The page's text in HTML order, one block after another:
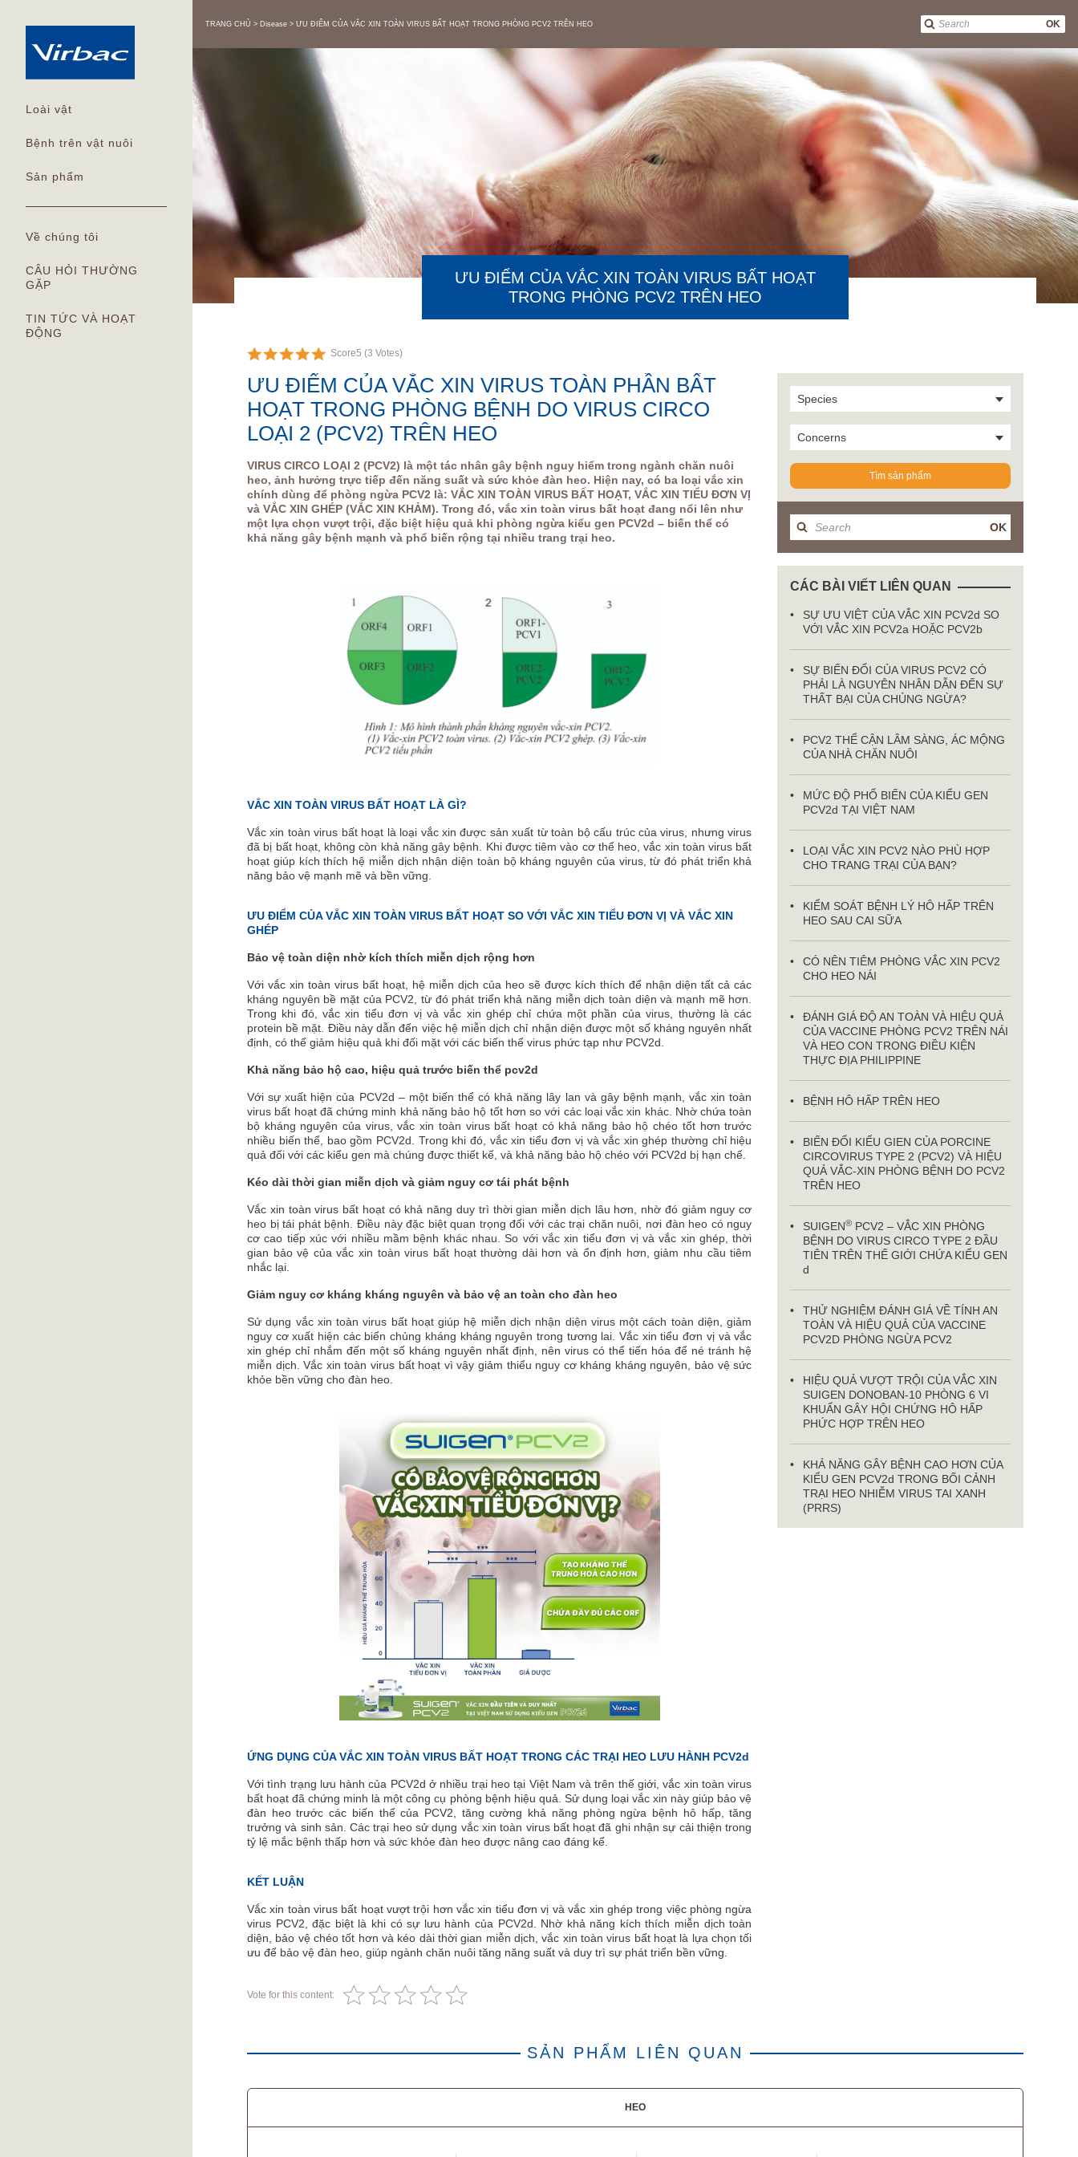
Loài vật
Bệnh trên vật nuôi
Sản phẩm
Về chúng tôi
CÂU HỎI THƯỜNG
GẶP
TIN TỨC VÀ HOẠT
ĐỘNG
OK
TRANG CHỦ Disease ƯU ĐIỂM CỦA VẮC XIN TOÀN VIRUS BẤT HOẠT TRONG PHÒNG PCV2 TRÊN HEO
ƯU ĐIỂM CỦA VẮC XIN TOÀN VIRUS BẤT HOẠT
TRONG PHÒNG PCV2 TRÊN HEO
Score5 (3 Votes)
ƯU ĐIỂM CỦA VẮC XIN VIRUS TOÀN PHẦN BẤT
HOẠT TRONG PHÒNG BỆNH DO VIRUS CIRCO
LOẠI 2 (PCV2) TRÊN HEO
VIRUS CIRCO LOẠI 2 (PCV2) là một tác nhân gây bệnh nguy hiểm trong ngành chăn nuôi
heo, ảnh hưởng trực tiếp đến năng suất và sức khỏe đàn heo. Hiện nay, có ba loại vắc xin
chính dùng để phòng ngừa PCV2 là: VẮC XIN TOÀN VIRUS BẤT HOẠT, VẮC XIN TIỂU ĐƠN VỊ
và VẮC XIN GHÉP (VẮC XIN KHẢM). Trong đó, vắc xin toàn virus bất hoạt đang nổi lên như
một lựa chọn vượt trội, đặc biệt hiệu quả khi phòng ngừa kiểu gen PCV2d – biến thể có
khả năng gây bệnh mạnh và phổ biến rộng tại nhiều trang trại heo.
VẮC XIN TOÀN VIRUS BẤT HOẠT LÀ GÌ?
Vắc xin toàn virus bất hoạt là loại vắc xin được sản xuất từ toàn bộ cấu trúc của virus, nhưng virus
đã bị bất hoạt, không còn khả năng gây bệnh. Khi được tiêm vào cơ thể heo, vắc xin toàn virus bất
hoạt giúp kích thích hệ miễn dịch nhận diện toàn bộ kháng nguyên của virus, từ đó phát triển khả
năng bảo vệ mạnh mẽ và bền vững.
ƯU ĐIỂM CỦA VẮC XIN TOÀN VIRUS BẤT HOẠT SO VỚI VẮC XIN TIỂU ĐƠN VỊ VÀ VẮC XIN
GHÉP
Bảo vệ toàn diện nhờ kích thích miễn dịch rộng hơn
Với vắc xin toàn virus bất hoạt, hệ miễn dịch của heo sẽ được kích thích để nhận diện tất cả các
kháng nguyên bề mặt của PCV2, từ đó phát triển khả năng miễn dịch toàn diện và mạnh mẽ hơn.
Trong khi đó, vắc xin tiểu đơn vị và vắc xin ghép chỉ chứa một phần của virus, thường là các
protein bề mặt. Điều này dẫn đến việc hệ miễn dịch chỉ nhận diện được một số kháng nguyên nhất
định, có thể giảm hiệu quả khi đối mặt với các biến thể virus phức tạp như PCV2d.
Khả năng bảo hộ cao, hiệu quả trước biến thể pcv2d
Với sự xuất hiện của PCV2d – một biến thể có khả năng lây lan và gây bệnh mạnh, vắc xin toàn
virus bất hoạt đã chứng minh khả năng bảo hộ tốt hơn so với các loại vắc xin khác. Nhờ chứa toàn
bộ kháng nguyên của virus, vắc xin toàn virus bất hoạt có khả năng bảo hộ chéo tốt hơn trước
nhiều biến thể, bao gồm PCV2d. Trong khi đó, vắc xin tiểu đơn vị và vắc xin ghép thường chỉ hiệu
quả đối với các kiểu gen mà chúng được thiết kế, và khả năng bảo hộ chéo với PCV2d bị hạn chế.
Kéo dài thời gian miễn dịch và giảm nguy cơ tái phát bệnh
Vắc xin toàn virus bất hoạt có khả năng duy trì thời gian miễn dịch lâu hơn, nhờ đó giảm nguy cơ
heo bị tái phát bệnh. Điều này đặc biệt quan trọng đối với các trại chăn nuôi, nơi đàn heo có nguy
cơ cao tiếp xúc với nhiều mầm bệnh khác nhau. So với vắc xin tiểu đơn vị và vắc xin ghép, thời
gian bảo vệ của vắc xin toàn virus bất hoạt thường dài hơn và ổn định hơn, giảm nhu cầu tiêm
nhắc lại.
Giảm nguy cơ kháng kháng nguyên và bảo vệ an toàn cho đàn heo
Sử dụng vắc xin toàn virus bất hoạt giúp hệ miễn dịch nhận diện virus một cách toàn diện, giảm
nguy cơ xuất hiện các biến chủng kháng kháng nguyên trong tương lai. Vắc xin tiểu đơn vị và vắc
xin ghép chỉ nhắm đến một số kháng nguyên nhất định, nên virus có thể tiến hóa để né tránh hệ
miễn dịch. Vắc xin toàn virus bất hoạt vì vậy giảm thiểu nguy cơ kháng kháng nguyên, bảo vệ sức
khỏe bền vững cho đàn heo.
ỨNG DỤNG CỦA VẮC XIN TOÀN VIRUS BẤT HOẠT TRONG CÁC TRẠI HEO LƯU HÀNH PCV2d
Với tình trạng lưu hành của PCV2d ở nhiều trại heo tại Việt Nam và trên thế giới, vắc xin toàn virus
bất hoạt đã chứng minh là một công cụ phòng bệnh hiệu quả. Sử dụng loại vắc xin này giúp bảo vệ
đàn heo trước các biến thể của PCV2, tăng cường khả năng phòng ngừa bệnh hô hấp, tăng
trưởng và sinh sản. Các trại heo sử dụng vắc xin toàn virus bất hoạt đã ghi nhận sự cải thiện trong
tỷ lệ mắc bệnh thấp hơn và sức khỏe đàn heo được nâng cao đáng kể.
KẾT LUẬN
Vắc xin toàn virus bất hoạt vượt trội hơn vắc xin tiểu đơn vị và vắc xin ghép trong việc phòng ngừa
virus PCV2, đặc biệt là khi có sự lưu hành của PCV2d. Nhờ khả năng kích thích miễn dịch toàn
diện, bảo vệ chéo tốt hơn và kéo dài thời gian miễn dịch, vắc xin toàn virus bất hoạt là lựa chọn tối
ưu để bảo vệ đàn heo, giúp ngành chăn nuôi tăng năng suất và duy trì sự phát triển bền vững.
Vote for this content:
Species
Concerns
Tìm sản phẩm
OK
CÁC BÀI VIẾT LIÊN QUAN
SỰ ƯU VIỆT CỦA VẮC XIN PCV2d SO
VỚI VẮC XIN PCV2a HOẶC PCV2b
SỰ BIẾN ĐỔI CỦA VIRUS PCV2 CÓ
PHẢI LÀ NGUYÊN NHÂN DẪN ĐẾN SỰ
THẤT BẠI CỦA CHỦNG NGỪA?
PCV2 THỂ CẬN LÂM SÀNG, ÁC MỘNG
CỦA NHÀ CHĂN NUÔI
MỨC ĐỘ PHỔ BIẾN CỦA KIỂU GEN
PCV2d TẠI VIỆT NAM
LOẠI VẮC XIN PCV2 NÀO PHÙ HỢP
CHO TRANG TRẠI CỦA BẠN?
KIỂM SOÁT BỆNH LÝ HÔ HẤP TRÊN
HEO SAU CAI SỮA
CÓ NÊN TIÊM PHÒNG VẮC XIN PCV2
CHO HEO NÁI
ĐÁNH GIÁ ĐỘ AN TOÀN VÀ HIỆU QUẢ
CỦA VACCINE PHÒNG PCV2 TRÊN NÁI
VÀ HEO CON TRONG ĐIỀU KIỆN
THỰC ĐỊA PHILIPPINE
BỆNH HÔ HẤP TRÊN HEO
BIẾN ĐỔI KIỂU GIEN CỦA PORCINE
CIRCOVIRUS TYPE 2 (PCV2) VÀ HIỆU
QUẢ VẮC-XIN PHÒNG BỆNH DO PCV2
TRÊN HEO
SUIGEN® PCV2 – VẮC XIN PHÒNG
BỆNH DO VIRUS CIRCO TYPE 2 ĐẦU
TIÊN TRÊN THẾ GIỚI CHỨA KIỂU GEN
d
THỬ NGHIỆM ĐÁNH GIÁ VỀ TÍNH AN
TOÀN VÀ HIỆU QUẢ CỦA VACCINE
PCV2D PHÒNG NGỪA PCV2
HIỆU QUẢ VƯỢT TRỘI CỦA VẮC XIN
SUIGEN DONOBAN-10 PHÒNG 6 VI
KHUẨN GÂY HỘI CHỨNG HÔ HẤP
PHỨC HỢP TRÊN HEO
KHẢ NĂNG GÂY BỆNH CAO HƠN CỦA
KIỂU GEN PCV2d TRONG BỐI CẢNH
TRẠI HEO NHIỄM VIRUS TAI XANH
(PRRS)
SẢN PHẨM LIÊN QUAN
HEO